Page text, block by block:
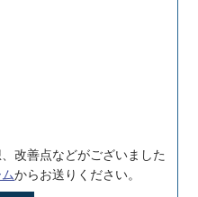
改善点などがございました
からお送りください。